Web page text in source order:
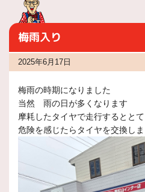
梅雨入り
2025年6月17日
梅雨の時期になりました
当然 雨の日が多くなります
摩耗したタイヤで走行するととて
危険を感じたらタイヤを交換しま